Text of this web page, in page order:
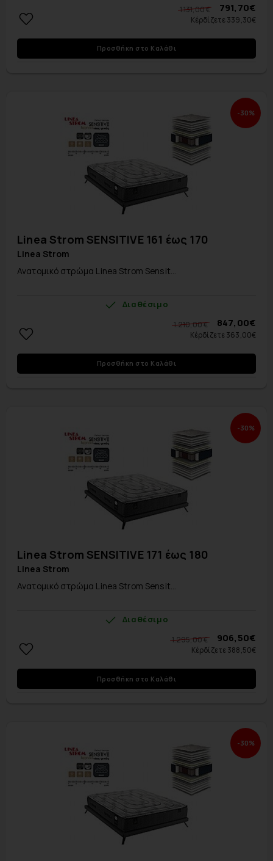
1.131,00 € 791,70€
Κέρδίζετε 339,30€
Προσθήκη στο Καλάθι
Linea Strom SENSITIVE 161 έως 170
Linea Strom
Ανατομικό στρώμα Linea Strom Sensit...
Διαθέσιμο
1.210,00 € 847,00€
Κέρδίζετε 363,00€
Προσθήκη στο Καλάθι
-30%
Linea Strom SENSITIVE 171 έως 180
Linea Strom
Ανατομικό στρώμα Linea Strom Sensit...
Διαθέσιμο
1.295,00 € 906,50€
Κέρδίζετε 388,50€
Προσθήκη στο Καλάθι
-30%
-30%